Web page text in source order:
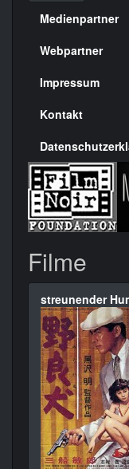
Menülinks
rechte
Seite
Medienpartner
Webpartner
Impressum
Kontakt
Filme
streunender